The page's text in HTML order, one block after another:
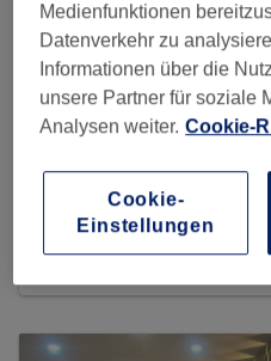
Sisterhood Beauty
34 reviews
Medienfunktionen
Datenverkehr zu
Informationen über die
unsere Partner für soziale
Analysen weiter. Cookie-
Cookie-
Einstellungen